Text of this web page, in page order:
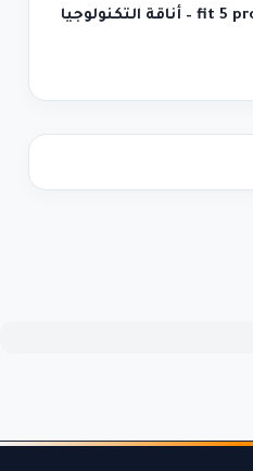
استكشف ساعة هواوي fit 5 pro – أناقة التكنولوجيا